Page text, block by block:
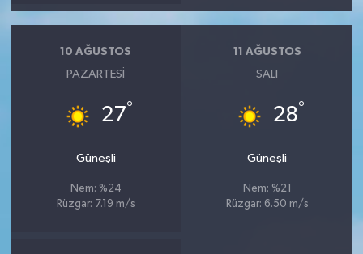
10 AĞUSTOS
PAZARTESI
27°
Güneşli
Nem: %24
Rüzgar: 7.19 m/s
11 AĞUSTOS
SALI
28°
Güneşli
Nem: %21
Rüzgar: 6.50 m/s